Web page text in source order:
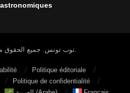
Politique éditoriale
Politique de confidentialité